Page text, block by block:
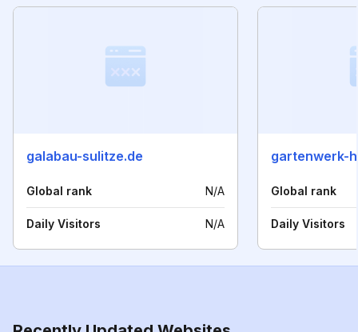
galabau-sulitze.de
Global rank N/A
Daily Visitors N/A
gartenwerk-
Global rank
Daily Visitors